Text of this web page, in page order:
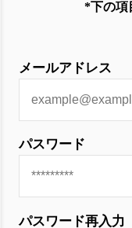
*下の項
メールアドレス
パスワード
パスワード再入力